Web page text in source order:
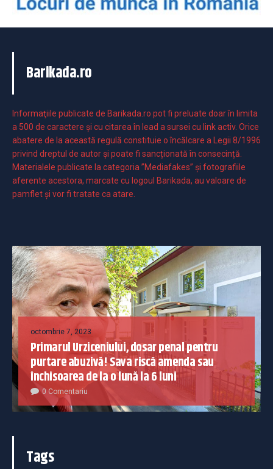
Barikada.ro
Informaţiile publicate de Barikada.ro pot fi preluate doar în limita
a 500 de caractere şi cu citarea în lead a sursei cu link activ. Orice
abatere de la această regulă constituie o încălcare a Legii 8/1996
privind dreptul de autor și poate fi sancționată în consecință.
Materialele publicate la categoria ”Mediafakes” și fotografiile
aferente acestora, marcate cu logoul Barikada, au valoare de
pamflet și vor fi tratate ca atare.
octombrie 7, 2023
Primarul Urziceniului, dosar penal pentru
purtare abuzivă! Sava riscă amenda sau
închisoarea de la o lună la 6 luni
0 Comentariu
Tags